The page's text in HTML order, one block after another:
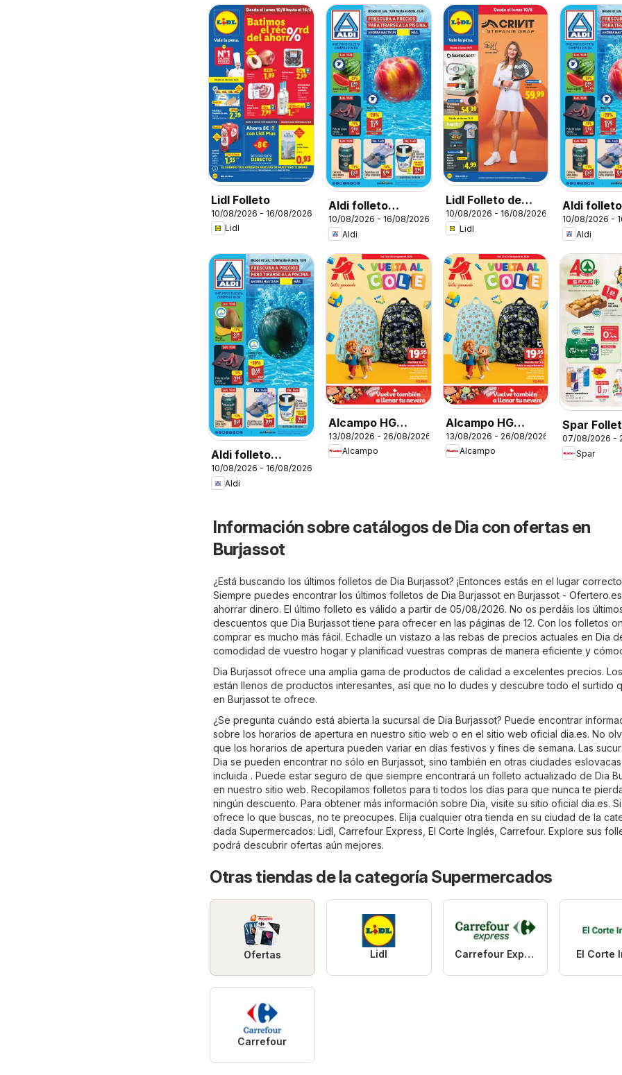
Lidl Folleto
10/08/2026 - 16/08/2026
Lidl
Aldi folleto
Península
10/08/2026 - 16/08/2026
Aldi
Lidl Folleto de
bazar
10/08/2026 - 16/08/2026
Lidl
Aldi folleto
Baleares
10/08/2026 -
Aldi
Aldi folleto
Canarias
10/08/2026 - 16/08/2026
Aldi
Alcampo HG
Nacional
13/08/2026 - 26/08/2026
Alcampo
Alcampo HG
Unico
13/08/2026 - 26/08/2026
Alcampo
Spar
07/08/2026 -
Spar
Información sobre catálogos de Dia con ofertas en
Burjassot
¿Está buscando los últimos folletos de Dia Burjassot? ¡Entonces estás en el lugar
Siempre puedes encontrar los últimos folletos de Dia Burjassot en Burjassot - Ofertero.es
ahorrar dinero. El último folleto es válido a partir de 05/08/2026. No os perdáis los
descuentos que Dia Burjassot tiene para ofrecer en las páginas de 12. Con los folletos
comprar es mucho más fácil. Echadle un vistazo a las rebas de precios actuales en Dia
comodidad de vuestro hogar y planificad vuestras compras de manera eficiente y
Dia Burjassot ofrece una amplia gama de productos de calidad a excelentes precios.
están llenos de productos interesantes, así que no lo dudes y descubre todo el surtido
en Burjassot te ofrece.
¿Se pregunta cuándo está abierta la sucursal de Dia Burjassot? Puede encontrar
sobre los horarios de apertura en nuestro sitio web o en el sitio web oficial dia.es. No
que los horarios de apertura pueden variar en días festivos y fines de semana. Las
Dia se pueden encontrar no sólo en Burjassot, sino también en otras ciudades
incluida . Puede estar seguro de que siempre encontrará un folleto actualizado de Dia
en nuestro sitio web. Recopilamos folletos para ti todos los días para que nunca te
ningún descuento. Para obtener más información sobre Dia, visite su sitio oficial dia.es.
ofrece lo que buscas, no te preocupes. Elija cualquier otra tienda en su ciudad de la
dada Supermercados: Lidl Carrefour Express El Corte Inglés Carrefour. Explore sus
podrá descubrir ofertas aún mejores.
Otras tiendas de la categoría Supermercados
Ofertas Lidl Carrefour Express El Corte
Carrefour